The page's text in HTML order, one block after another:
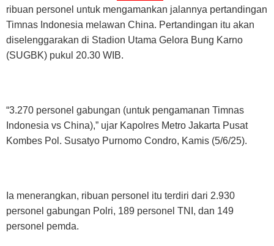
ribuan personel untuk mengamankan jalannya pertandingan
Timnas Indonesia melawan China. Pertandingan itu akan
diselenggarakan di Stadion Utama Gelora Bung Karno
(SUGBK) pukul 20.30 WIB.
“3.270 personel gabungan (untuk pengamanan Timnas
Indonesia vs China),” ujar Kapolres Metro Jakarta Pusat
Kombes Pol. Susatyo Purnomo Condro, Kamis (5/6/25).
Ia menerangkan, ribuan personel itu terdiri dari 2.930
personel gabungan Polri, 189 personel TNI, dan 149
personel pemda.